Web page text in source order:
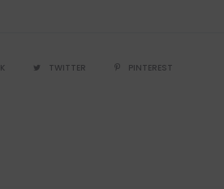
TWITTER PINTEREST